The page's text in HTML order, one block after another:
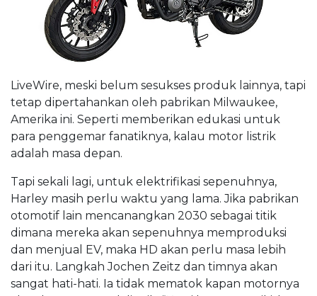
LiveWire, meski belum sesukses produk lainnya, tapi
tetap dipertahankan oleh pabrikan Milwaukee,
Amerika ini. Seperti memberikan edukasi untuk
para penggemar fanatiknya, kalau motor listrik
adalah masa depan.
Tapi sekali lagi, untuk elektrifikasi sepenuhnya,
Harley masih perlu waktu yang lama. Jika pabrikan
otomotif lain mencanangkan 2030 sebagai titik
dimana mereka akan sepenuhnya memproduksi
dan menjual EV, maka HD akan perlu masa lebih
dari itu. Langkah Jochen Zeitz dan timnya akan
sangat hati-hati. Ia tidak mematok kapan motornya